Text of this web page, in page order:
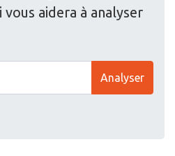
aidera à analyser
Analyser